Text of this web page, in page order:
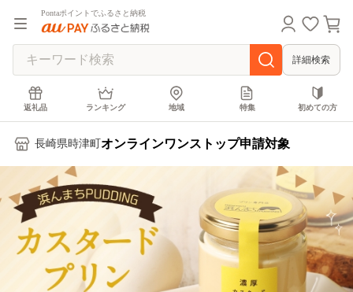
Pontaポイントでふるさと納税
詳細検索
返礼品 ランキング 地域 特集 初めての方
長崎県時津町 オンラインワンストップ申請対象